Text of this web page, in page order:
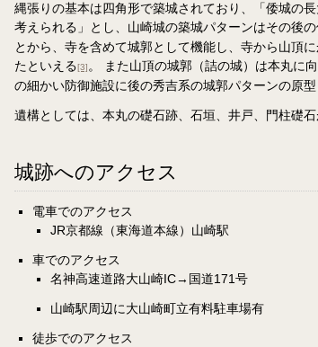
縄張りの基本は四角形で築城されており、「倭城の
考えられる」とし、山崎城の築城パターンはその後
とから、寺を含めて城郭として機能し、寺から山頂
たといえる[3] 。 また山頂の城郭（詰の城）は本丸に
の細かい防御施設に後の秀吉系の城郭パターンの原
遺構としては、本丸の礎石跡、石垣、井戸、門柱礎
城跡へのアクセス
電車でのアクセス
JR京都線（東海道本線）山崎駅
車でのアクセス
名神高速道路大山崎IC→国道171号
山崎駅周辺に大山崎町立有料駐車場有
徒歩でのアクセス